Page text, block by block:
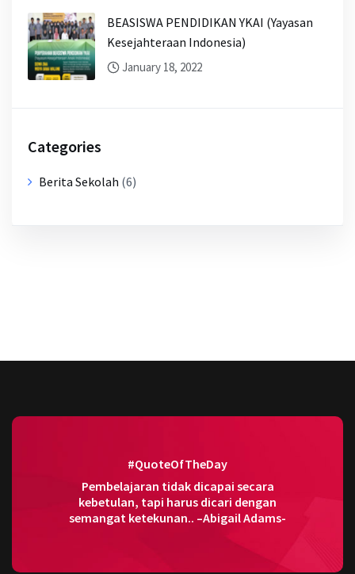
BEASISWA PENDIDIKAN YKAI (Yayasan
Kesejahteraan Indonesia)
January 18, 2022
Categories
Berita Sekolah (6)
#QuoteOfTheDay
Pembelajaran tidak dicapai secara
kebetulan, tapi harus dicari dengan
semangat ketekunan.. –Abigail Adams-